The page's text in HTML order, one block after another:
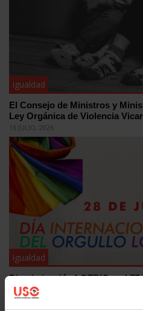
Igualdad
El Consejo de Ministros y
Ley Orgánica de Violencia
16 JULIO, 2026
Igualdad
Discriminación LGTBIQ+: el
identidad en el trabajo
26 JUNIO, 2026